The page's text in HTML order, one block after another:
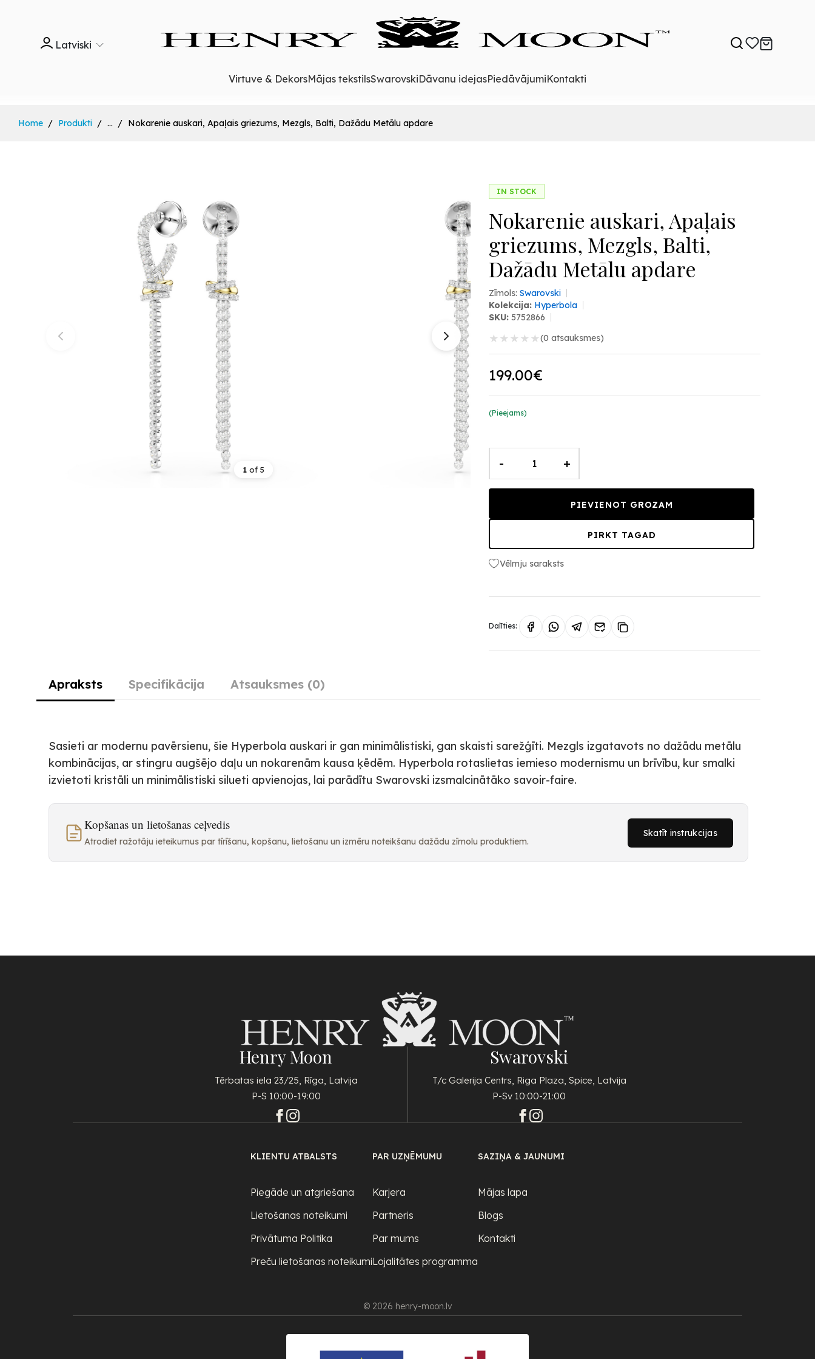
Latviski
Virtuve & DekorsMājas tekstilsSwarovskiDāvanu idejasPiedāvājumiKontakti
Home Produkti ... Nokarenie auskari, Apaļais griezums, Mezgls, Balti, Dažādu Metālu apdare
1 of5
IN STOCK
Nokarenie auskari, Apaļais
griezums, Mezgls, Balti,
Dažādu Metālu apdare
Zīmols:Swarovski
Kolekcija: Hyperbola
SKU: 5752866
★ ★ ★ ★ ★(0 atsauksmes)
199.00€
(Pieejams)
- +
PIEVIENOT GROZAM
PIRKT TAGAD
Vēlmju saraksts
Dalīties:
Apraksts Specifikācija Atsauksmes (0)
Sasieti ar modernu pavērsienu, šie Hyperbola auskari ir gan minimālistiski, gan skaisti sarežģīti. Mezgls izgatavots no dažādu metālu
kombinācijas, ar stingru augšējo daļu un nokarenām kausa ķēdēm. Hyperbola rotaslietas iemieso modernismu un brīvību, kur smalki
izvietoti kristāli un minimālistiski silueti apvienojas, lai parādītu Swarovski izsmalcinātāko savoir-faire.
Kopšanas un lietošanas ceļvedis
Atrodiet ražotāju ieteikumus par tīrīšanu, kopšanu, lietošanu un izmēru noteikšanu dažādu zīmolu produktiem.
Skatīt instrukcijas
Henry Moon
Tērbatas iela 23/25, Rīga, Latvija
P-S 10:00-19:00
Swarovski
T/c Galerija Centrs, Riga Plaza, Spice, Latvija
P-Sv 10:00-21:00
KLIENTU ATBALSTS
Piegāde un atgriešana
Lietošanas noteikumi
Privātuma Politika
Preču lietošanas noteikumi
PAR UZŅĒMUMU
Karjera
Partneris
Par mums
Lojalitātes programma
SAZIŅA & JAUNUMI
Mājas lapa
Blogs
Kontakti
© 2026 henry-moon.lv